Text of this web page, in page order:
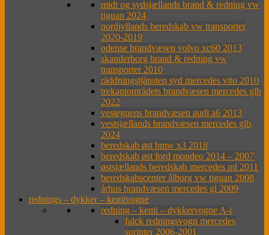
midt og sydsjællands brand & redning vw
tiguan 2024
nordjyllands beredskab vw transporter
2020-2019
odense brandvæsen volvo xc60 2013
skanderborg brand & redning vw
transporter 2010
räddningstjänsten syd mercedes vito 2010
trekantområdets brandvæsen mercedes glb
2022
vestegnens brandvæsen audi a6 2013
vestsjællands brandvæsen mercedes glb
2024
beredskab øst bmw x3 2018
beredskab øst ford mondeo 2014 – 2007
østsjællands beredskab mercedes ml 2011
beredskabscenter ålborg vw tiguan 2008
århus brandvæsen mercedes gl 2009
rednings – dykker – kemivogne
redning – kemi – dykkervogne A-i
falck redningsvogn mercedes
sprinter 2006-2001